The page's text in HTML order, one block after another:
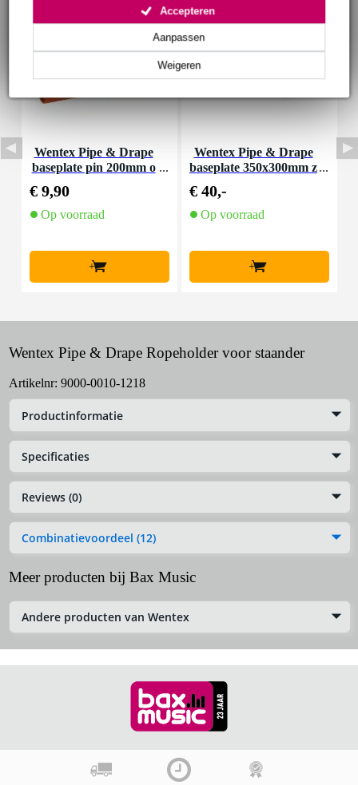
Weigeren
Aanpassen
Accepteren
Wentex Pipe & Drape
baseplate pin 200mm o
€ 9,90
Op voorraad
+
Wentex Pipe & Drape
baseplate 350x300mm z
€ 40,-
Op voorraad
+
Wentex Pipe & Drape Ropeholder voor staander
Artikelnr: 9000-0010-1218
Productinformatie
Specificaties
Reviews (0)
Combinatievoordeel (12)
Meer producten bij Bax Music
Andere producten van Wentex